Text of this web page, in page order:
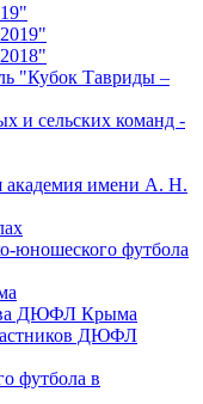
"Кубок Тавриды –
и сельских команд -
академия имени А. Н.
юношеского футбола
ДЮФЛ Крыма
ДЮФЛ
футбола в